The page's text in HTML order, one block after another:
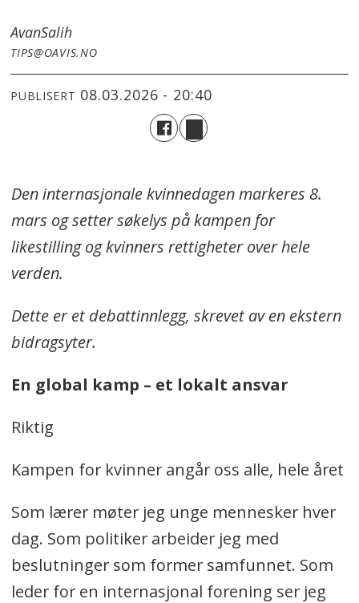
AvanSalih
TIPS@OAVIS.NO
PUBLISERT 08.03.2026 - 20:40
Den internasjonale kvinnedagen markeres 8.
mars og setter søkelys på kampen for
likestilling og kvinners rettigheter over hele
verden.
Dette er et debattinnlegg, skrevet av en ekstern
bidragsyter.
En global kamp – et lokalt ansvar
Riktig
Kampen for kvinner angår oss alle, hele året
Som lærer møter jeg unge mennesker hver
dag. Som politiker arbeider jeg med
beslutninger som former samfunnet. Som
leder for en internasjonal forening ser jeg